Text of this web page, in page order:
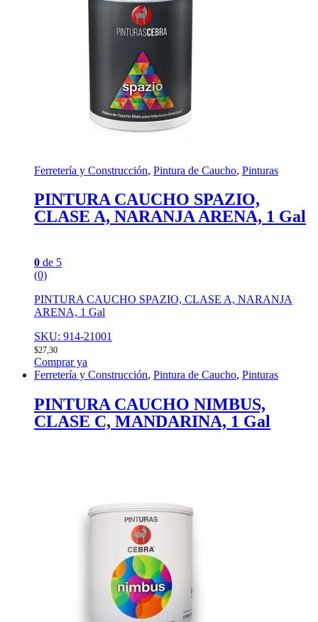
Ferretería y Construcción, Pintura de Caucho, Pinturas
PINTURA CAUCHO SPAZIO,
CLASE A, NARANJA ARENA, 1 Gal
0 de 5
(0)
PINTURA CAUCHO SPAZIO, CLASE A, NARANJA
ARENA, 1 Gal
SKU: 914-21001
$27,30
Comprar ya
Ferretería y Construcción, Pintura de Caucho, Pinturas
PINTURA CAUCHO NIMBUS,
CLASE C, MANDARINA, 1 Gal